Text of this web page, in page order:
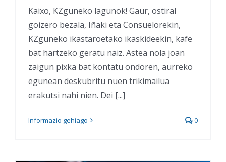
Kaixo, KZguneko lagunok! Gaur, ostiral
goizero bezala, Iñaki eta Consuelorekin,
KZguneko ikastaroetako ikaskideekin, kafe
bat hartzeko geratu naiz. Astea nola joan
zaigun pixka bat kontatu ondoren, aurreko
egunean deskubritu nuen trikimailua
erakutsi nahi nien. Dei [...]
Informazio gehiago 0